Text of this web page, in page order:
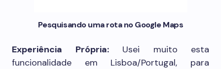
Pesquisando uma rota no Google Maps
Experiência Própria:Usei muito esta
funcionalidade em Lisboa/Portugal, para